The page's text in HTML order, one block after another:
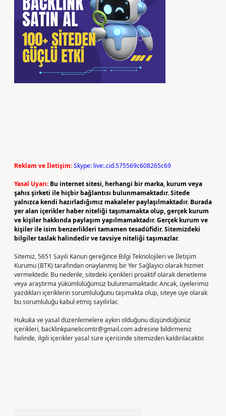
Reklam ve İletişim:Skype: live:.cid.575569c608265c69
Yasal Uyarı: Bu internet sitesi, herhangi bir marka, kurum veya
şahıs şirketi ile hiçbir bağlantısı bulunmamaktadır. Sitede
yalnızca kendi hazırladığımız makaleler paylaşılmaktadır. Burada
yer alan içerikler haber niteliği taşımamakta olup, gerçek kurum
ve kişiler hakkında paylaşım yapılmamaktadır. Gerçek kurum ve
kişiler ile isim benzerlikleri tamamen tesadüfidir. Sitemizdeki
bilgiler taslak halindedir ve tavsiye niteliği taşımazlar.
Sitemiz, 5651 Sayılı Kanun gereğince Bilgi Teknolojileri ve İletişim
Kurumu (BTK) tarafından onaylanmış bir Yer Sağlayıcı olarak hizmet
vermektedir. Bu nedenle, sitedeki içerikleri proaktif olarak denetleme
veya araştırma yükümlülüğümüz bulunmamaktadır. Ancak, üyelerimiz
yazdıkları içeriklerin sorumluluğunu taşımakta olup, siteye üye olarak
bu sorumluluğu kabul etmiş sayılırlar.
Hukuka ve yasal düzenlemelere aykırı olduğunu düşündüğünüz
içerikleri, backlinkpanelicomtr@gmail.comadresine bildirmeniz
halinde, ilgili içerikler yasal süre içerisinde sitemizden kaldırılacaktır.